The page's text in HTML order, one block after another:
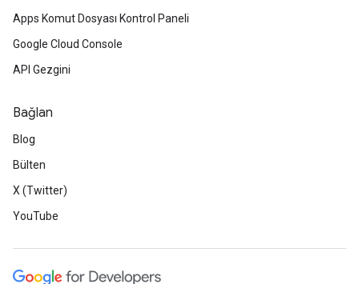
Apps Komut Dosyası Kontrol Paneli
Google Cloud Console
API Gezgini
Bağlan
Blog
Bülten
X (Twitter)
YouTube